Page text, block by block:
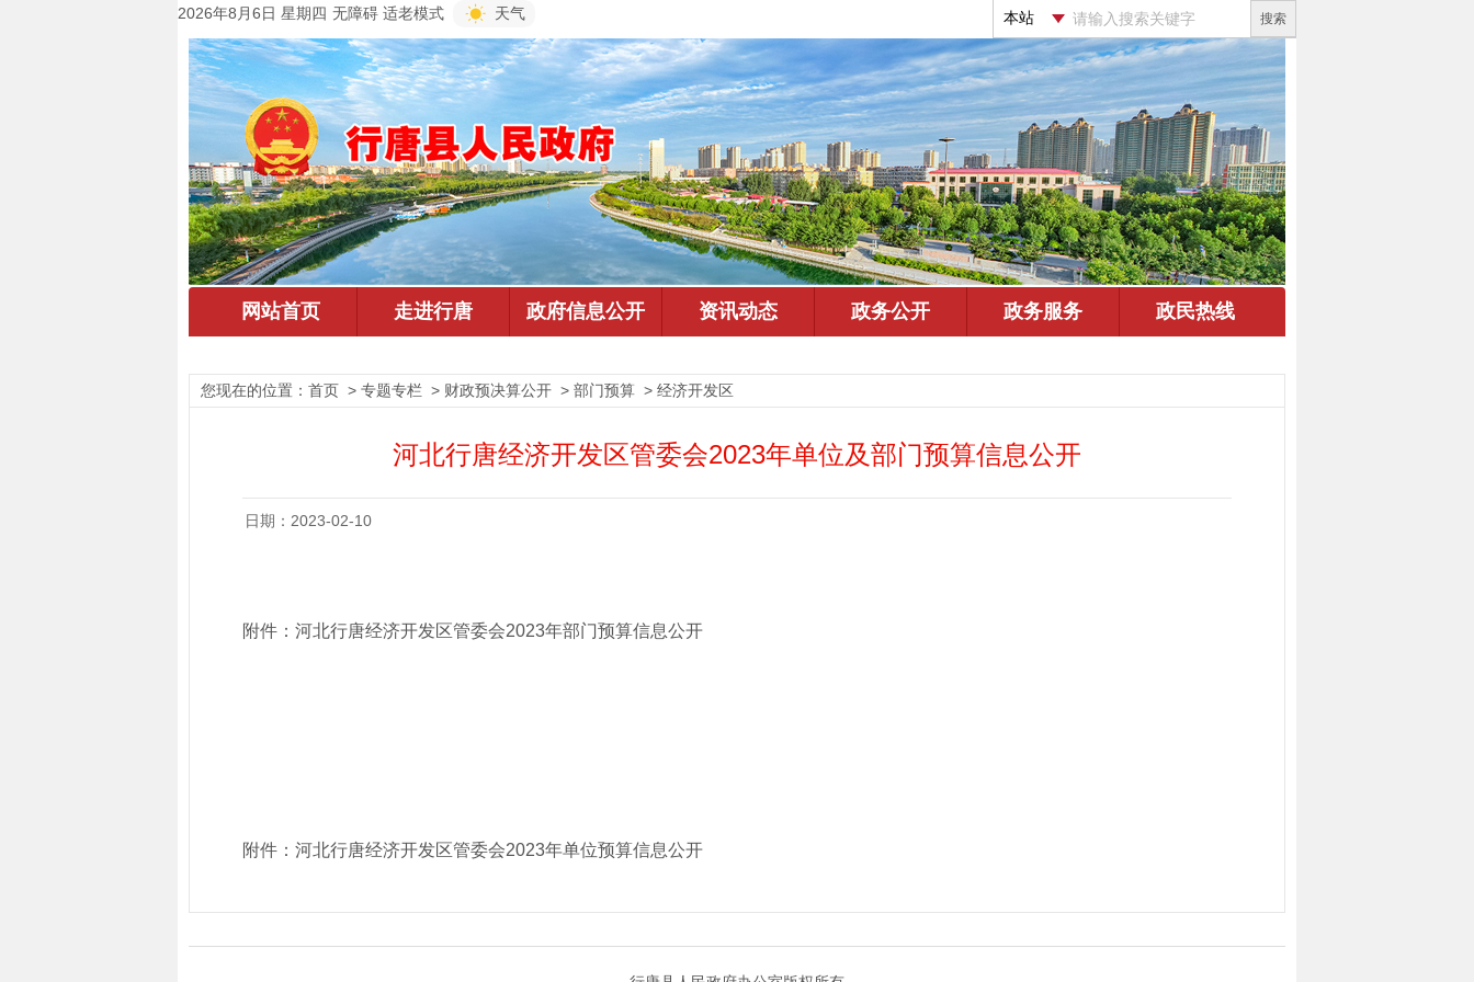
2026年8月6日 星期四 无障碍 适老模式 天气 搜索
您现在的位置： 首页 > 专题专栏 > 财政预决算公开 > 部门预算 > 经济开发区
河北行唐经济开发区管委会2023年单位及部门预算信息公开
日期：2023-02-10
附件： 河北行唐经济开发区管委会2023年部门预算信息公开
附件： 河北行唐经济开发区管委会2023年单位预算信息公开